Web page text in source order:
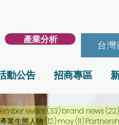
產業分析
台灣
動公告 招商專區
文章 event(33)33 篇文章
brand news(22)
篇文章
產業生態人物 (12)12 篇文章
may(11)11 篇文章